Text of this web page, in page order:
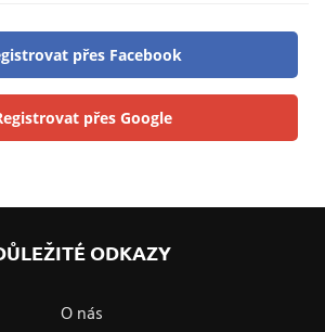
přes Facebook
přes Google
ODKAZY
O nás